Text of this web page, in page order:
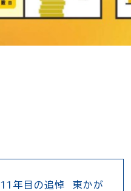
11年目の追悼 東かが